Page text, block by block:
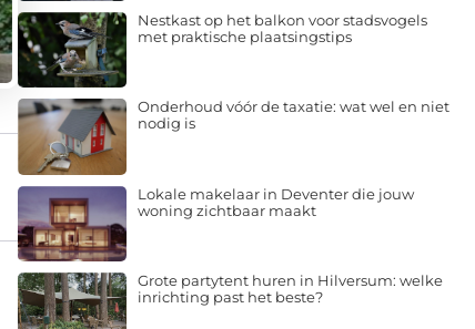
Nestkast op het balkon voor stadsvogels
met praktische plaatsingstips
Onderhoud vóór de taxatie: wat wel en niet
nodig is
Lokale makelaar in Deventer die jouw
woning zichtbaar maakt
Grote partytent huren in Hilversum: welke
inrichting past het beste?